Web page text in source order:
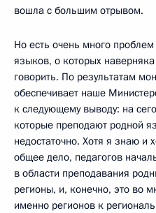
вошла с большим отрывом.
Но есть очень много
языков, о которых наверняка
говорить. По результатам
обеспечивает наше
к следующему выводу: на
которые преподают родной
недостаточно. Хотя я знаю и
общее дело, педагогов
в области преподавания
регионы, и, конечно, это во
именно регионов к